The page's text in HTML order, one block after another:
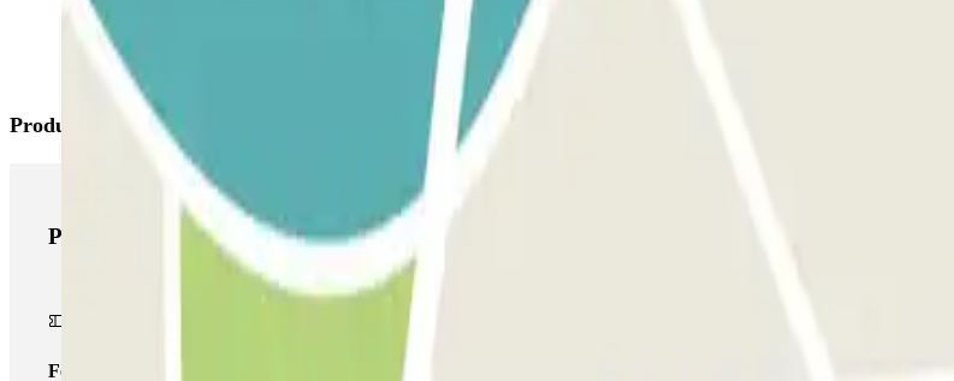
Produits Parclick
Produits Parclick
Forfait Simple